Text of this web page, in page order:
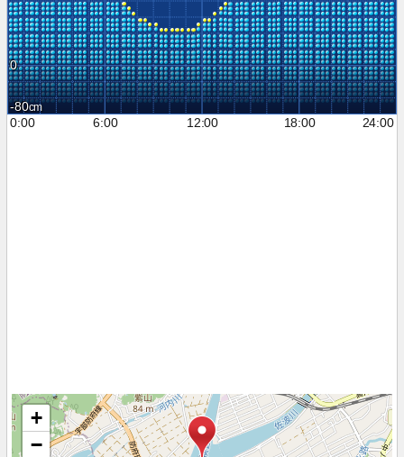
0
-80
0:00
6:00 12:00 18:00 24:00
+
−